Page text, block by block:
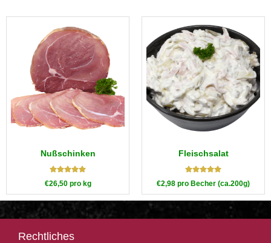
Nußschinken
5.00
von 5
€26,50pro kg
Fleischsalat
€2,98 pro Becher (ca.200g)
Rechtliches